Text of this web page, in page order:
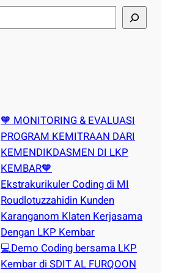
🧡 MONITORING & EVALUASI
PROGRAM KEMITRAAN DARI
KEMENDIKDASMEN DI LKP
KEMBAR🧡
Ekstrakurikuler Coding di MI
Roudlotuzzahidin Kunden
Karanganom Klaten Kerjasama
Dengan LKP Kembar
💻Demo Coding bersama LKP
Kembar di SDIT AL FURQOON